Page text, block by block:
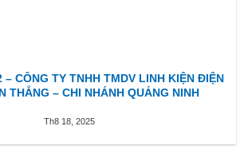
– CÔNG TY TNHH TMDV LINH KIỆN ĐIỆN
THẮNG – CHI NHÁNH QUẢNG NINH
Th8 18, 2025